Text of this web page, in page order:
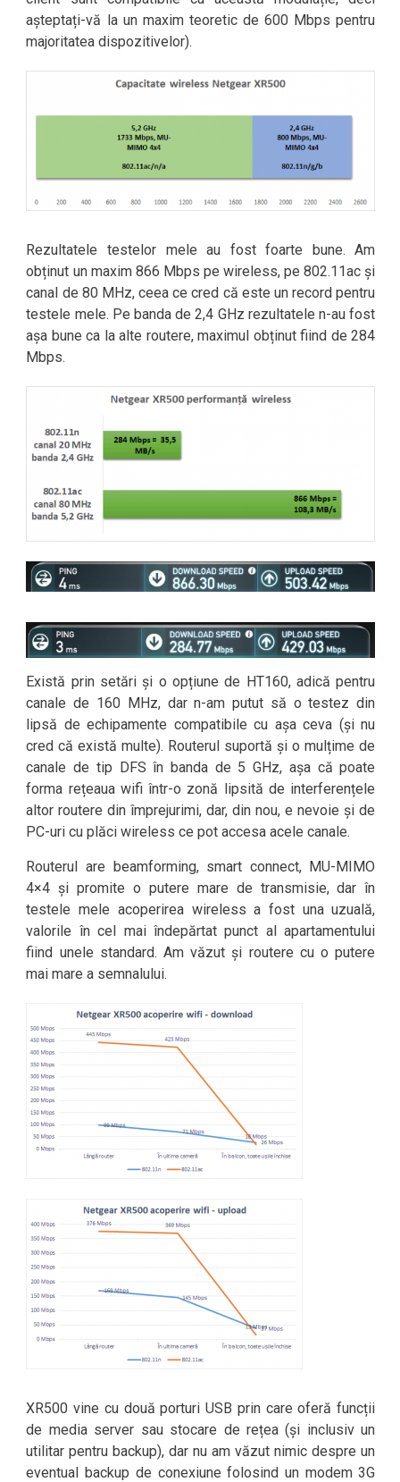
așteptați-vă la un maxim teoretic de 600 Mbps pentru
majoritatea dispozitivelor).
Rezultatele testelor mele au fost foarte bune. Am
obținut un maxim 866 Mbps pe wireless, pe 802.11ac și
canal de 80 MHz, ceea ce cred că este un record pentru
testele mele. Pe banda de 2,4 GHz rezultatele n-au fost
așa bune ca la alte routere, maximul obținut fiind de 284
Mbps.
Există prin setări și o opțiune de HT160, adică pentru
canale de 160 MHz, dar n-am putut să o testez din
lipsă de echipamente compatibile cu așa ceva (și nu
cred că există multe). Routerul suportă și o mulțime de
canale de tip DFS în banda de 5 GHz, așa că poate
forma rețeaua wifi într-o zonă lipsită de interferențele
altor routere din împrejurimi, dar, din nou, e nevoie și de
PC-uri cu plăci wireless ce pot accesa acele canale.
Routerul are beamforming, smart connect, MU-MIMO
4×4 și promite o putere mare de transmisie, dar în
testele mele acoperirea wireless a fost una uzuală,
valorile în cel mai îndepărtat punct al apartamentului
fiind unele standard. Am văzut și routere cu o putere
mai mare a semnalului.
XR500 vine cu două porturi USB prin care oferă funcții
de media server sau stocare de rețea (și inclusiv un
utilitar pentru backup), dar nu am văzut nimic despre un
eventual backup de conexiune folosind un modem 3G